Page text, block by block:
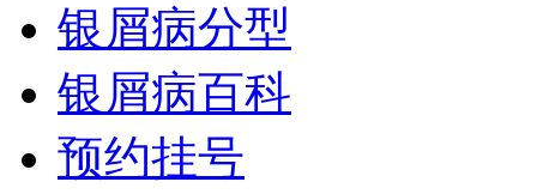
银屑病分型
银屑病百科
预约挂号